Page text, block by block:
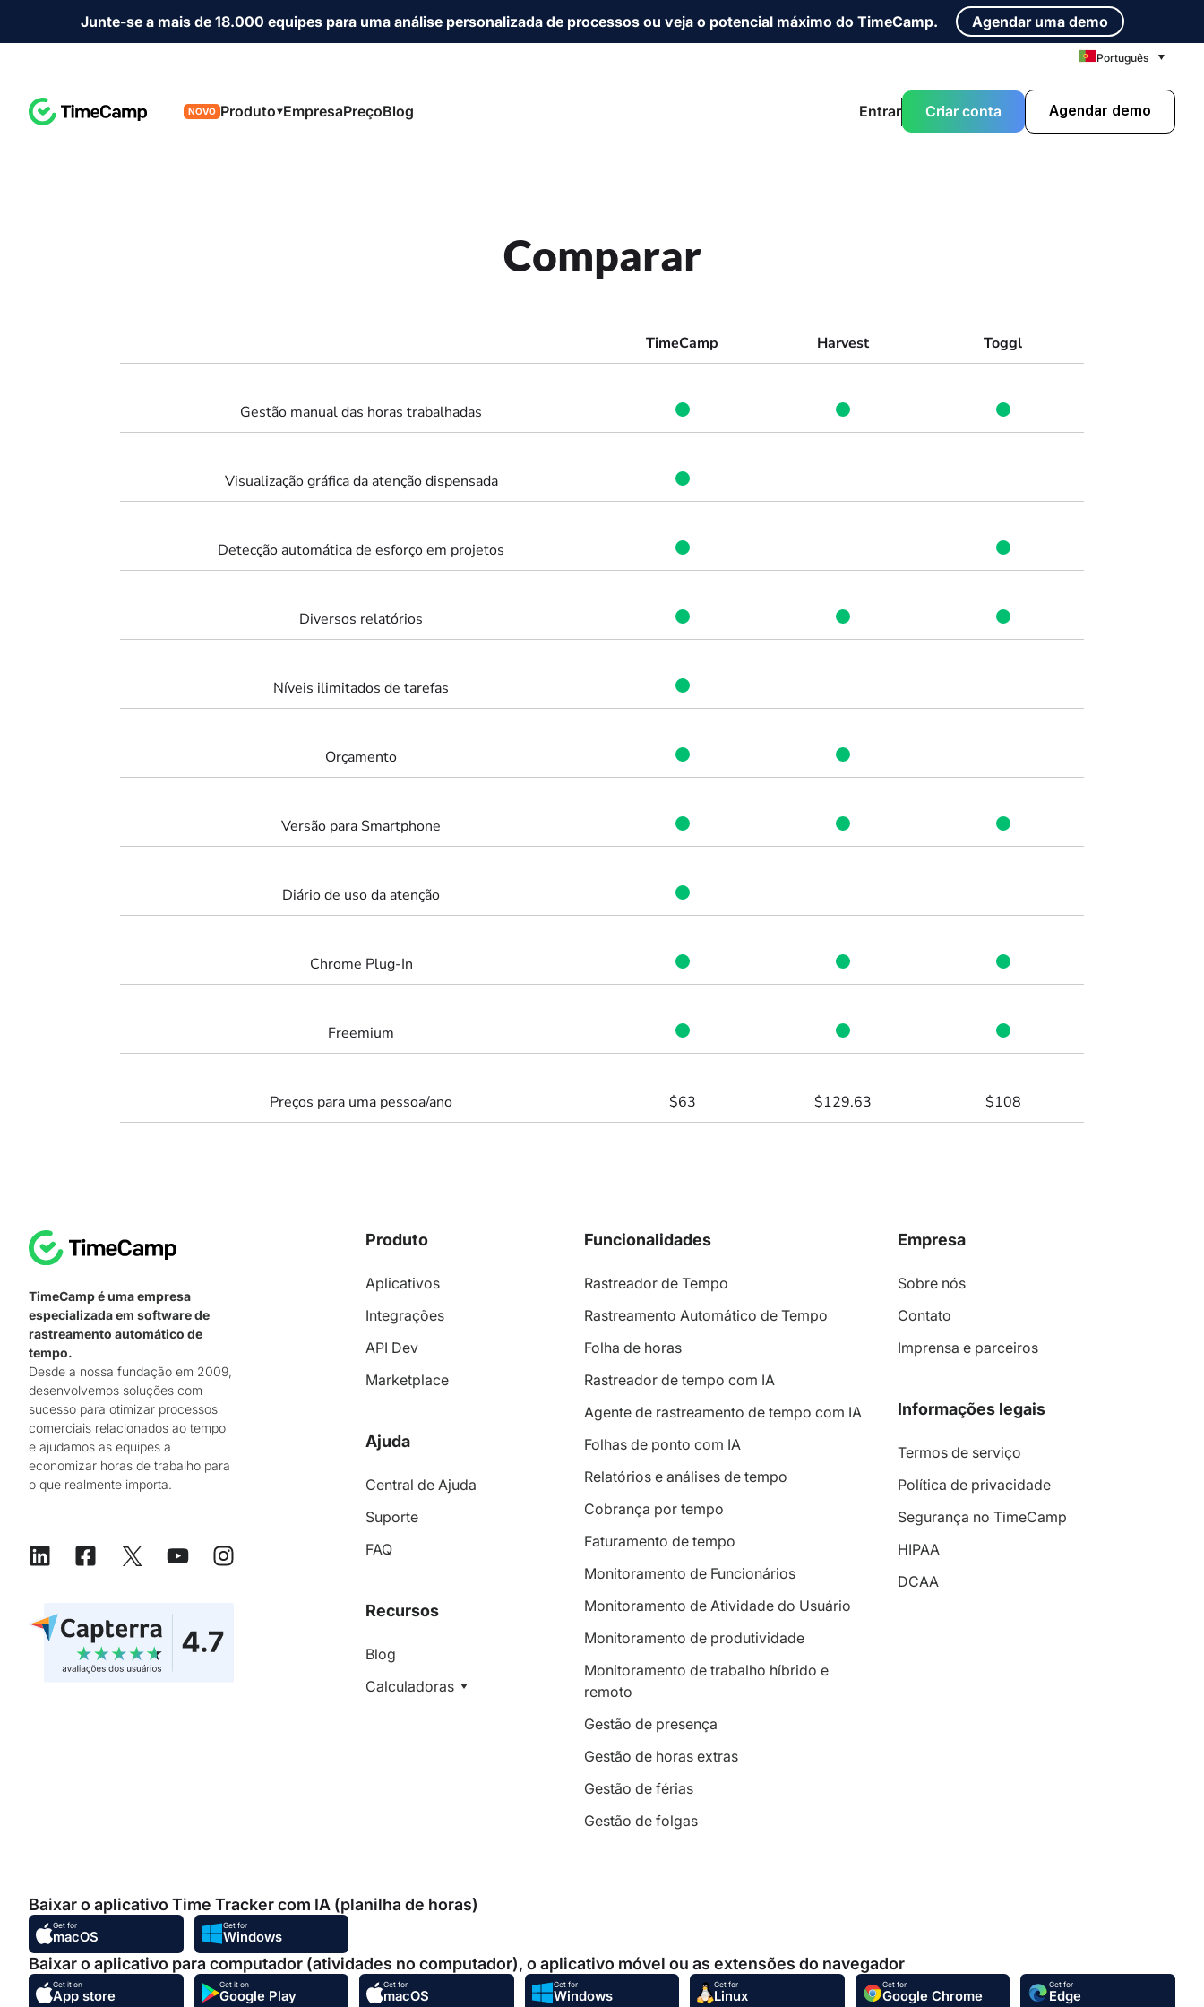
Junte-se a mais de 18.000 equipes para uma análise personalizada de processos ou veja o potencial máximo do TimeCamp. Agendar uma demo
Português
NOVO Produto EmpresaPreçoBlog Entrar Criar conta Agendar demo
Comparar
TimeCamp Harvest Toggl
Gestão manual das horas trabalhadas
Visualização gráfica da atenção dispensada
Detecção automática de esforço em projetos
Diversos relatórios
Níveis ilimitados de tarefas
Orçamento
Versão para Smartphone
Diário de uso da atenção
Chrome Plug-In
Freemium
Preços para uma pessoa/ano $63 $129.63 $108
TimeCamp é uma empresa
especializada em software de
rastreamento automático de
tempo.
Desde a nossa fundação em 2009,
desenvolvemos soluções com
sucesso para otimizar processos
comerciais relacionados ao tempo
e ajudamos as equipes a
economizar horas de trabalho para
o que realmente importa.
Produto
Aplicativos
Integrações
API Dev
Marketplace
Ajuda
Central de Ajuda
Suporte
FAQ
Recursos
Blog
Calculadoras
Funcionalidades
Rastreador de Tempo
Rastreamento Automático de Tempo
Folha de horas
Rastreador de tempo com IA
Agente de rastreamento de tempo com IA
Folhas de ponto com IA
Relatórios e análises de tempo
Cobrança por tempo
Faturamento de tempo
Monitoramento de Funcionários
Monitoramento de Atividade do Usuário
Monitoramento de produtividade
Monitoramento de trabalho híbrido e
remoto
Gestão de presença
Gestão de horas extras
Gestão de férias
Gestão de folgas
Empresa
Sobre nós
Contato
Imprensa e parceiros
Informações legais
Termos de serviço
Política de privacidade
Segurança no TimeCamp
HIPAA
DCAA
Baixar o aplicativo Time Tracker com IA (planilha de horas)
Get for
macOS
Get for
Windows
Baixar o aplicativo para computador (atividades no computador), o aplicativo móvel ou as extensões do navegador
Get it on
App store
Get it on
Google Play
Get for
macOS
Get for
Windows
Get for
Linux
Get for
Google Chrome
Get for
Edge